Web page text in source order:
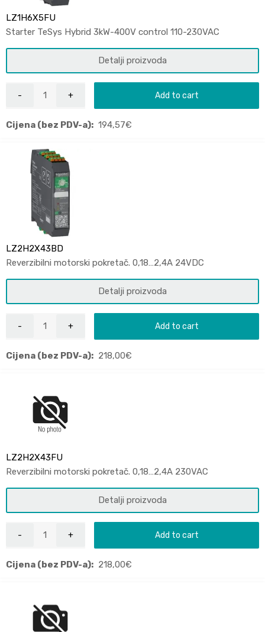
LZ1H6X5FU
Starter TeSys Hybrid 3kW-400V control 110-230VAC
Detalji proizvoda
Add to cart
Cijena (bez PDV-a): 194,57€
LZ2H2X43BD
Reverzibilni motorski pokretač. 0,18…2,4A 24VDC
Detalji proizvoda
Add to cart
Cijena (bez PDV-a): 218,00€
LZ2H2X43FU
Reverzibilni motorski pokretač. 0,18…2,4A 230VAC
Detalji proizvoda
Add to cart
Cijena (bez PDV-a): 218,00€